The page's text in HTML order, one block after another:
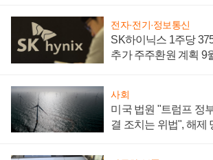
전자·전기·정보통신
SK하이닉스 1주당
추가 주주환원 계획 9
사회
미국 법원 "트럼프 정
결 조치는 위법", 해제